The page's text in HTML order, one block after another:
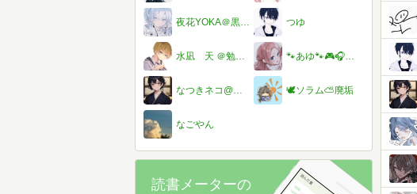
夜花YOKA＠黒歴史語ることに、、、、、 つゆ
水凪 天 ＠勉強に集中したい ＠自分に自信を持つ 🐾あゆ🐾🎮🎧＠美月とペア画ちゅー！
なつきネコ@着物ネコ 🕊‎ソラム⛅廃垢
なごやん
読書メーターの